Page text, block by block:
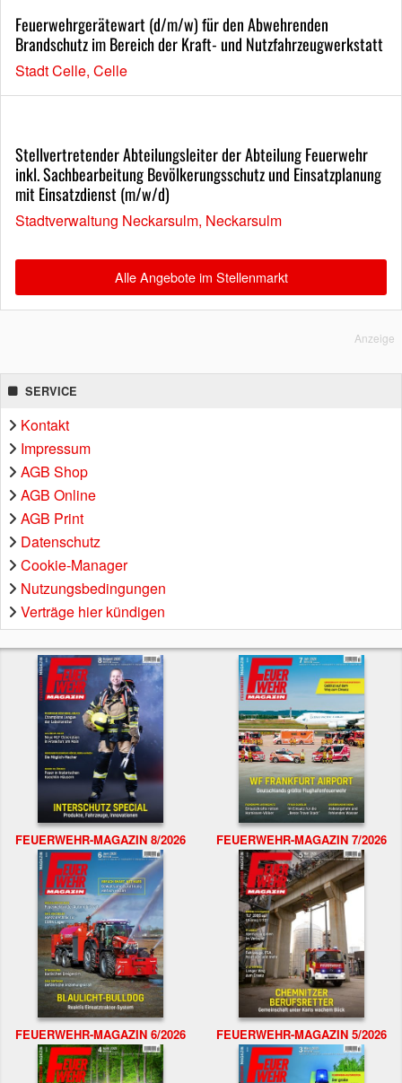
Feuerwehrgerätewart (d/m/w) für den Abwehrenden
Brandschutz im Bereich der Kraft- und Nutzfahrzeugwerkstatt
Stadt Celle, Celle
Stellvertretender Abteilungsleiter der Abteilung Feuerwehr
inkl. Sachbearbeitung Bevölkerungsschutz und Einsatzplanung
mit Einsatzdienst (m/w/d)
Stadtverwaltung Neckarsulm, Neckarsulm
Alle Angebote im Stellenmarkt
Anzeige
SERVICE
Kontakt
Impressum
AGB Shop
AGB Online
AGB Print
Datenschutz
Cookie-Manager
Nutzungsbedingungen
Verträge hier kündigen
FEUERWEHR-MAGAZIN 8/2026 FEUERWEHR-MAGAZIN 7/2026
FEUERWEHR-MAGAZIN 6/2026 FEUERWEHR-MAGAZIN 5/2026